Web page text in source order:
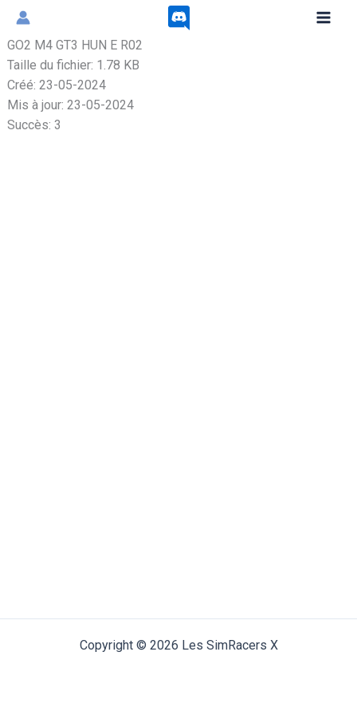
Aller
contenu
GO2 M4 GT3 HUN E R02
Taille du fichier: 1.78 KB
Créé: 23-05-2024
Mis à jour: 23-05-2024
Succès: 3
Copyright © 2026 Les SimRacers X